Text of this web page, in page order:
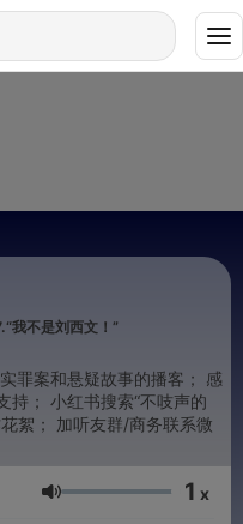
我不是刘西文！”
罪案和悬疑故事的播客； 感
持； 小红书搜索“不吱声的
絮； 加听友群/商务联系微
ระดับเสียง 1 x